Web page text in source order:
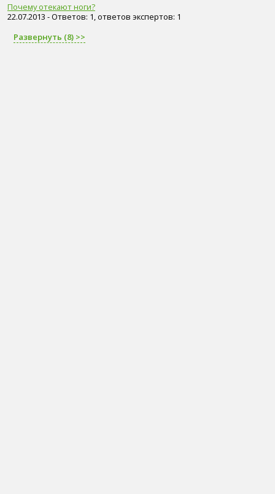
Почему отекают ноги?
22.07.2013 - Ответов: 1, ответов экспертов: 1
Развернуть (8) >>